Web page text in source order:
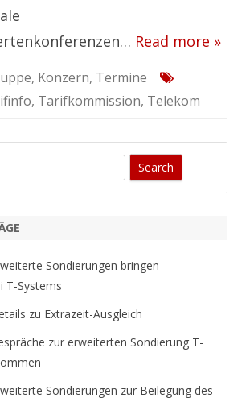
Read more »
, Konzern, Termine
, Tarifkommission, Telekom
Sondierungen bringen
T-Systems
zu Extrazeit-Ausgleich
zur erweiterten Sondierung T-
Sondierungen zur Beilegung des